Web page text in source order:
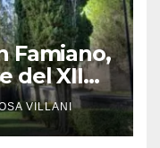
Famiano,
del XII
VILLANI